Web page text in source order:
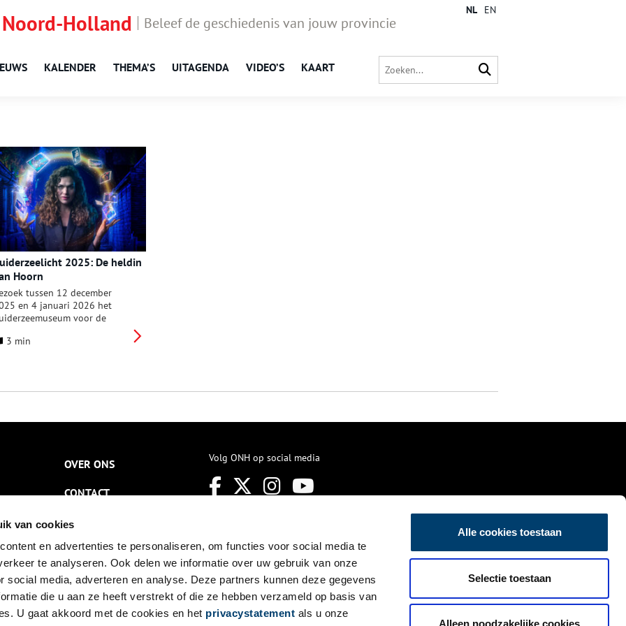
van cookies
en advertenties te personaliseren, om functies voor social media te
te analyseren. Ook delen we informatie over uw gebruik van onze
social media, adverteren en analyse. Deze partners kunnen deze gegevens
die u aan ze heeft verstrekt of die ze hebben verzameld op basis van
U gaat akkoord met de cookies en het privacystatement als u onze
Alle cookies toestaan
Selectie toestaan
Alleen noodzakelijke cookies
Holland Beleef de geschiedenis van jouw provincie
KALENDER THEMA’S UITAGENDA VIDEO’S KAART
NL EN
2025: De heldin
Hoorn
tussen 12 december
en 4 januari 2026 het
voor de
van ‘t Zuiderzeedorp
Drijver neemt je mee, terug naar
in Hoorn. Via
zoektocht van het weesmeisje
naar haar vader tot leven.
je verwonderen in het
donker!
3 min
OVER ONS
CONTACT
NIEUWSBRIEF
DISCLAIMER
PRIVACY
TOEGANKELIJKHEID
Volg ONH op social media